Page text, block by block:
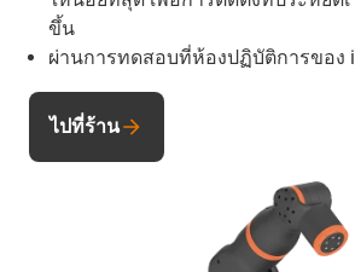
ขึ้น
ผ่านการทดสอบที่ห้องปฏิบัติการของ
ไปที่ร้าน